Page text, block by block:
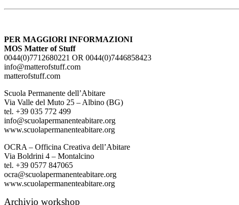
PER MAGGIORI INFORMAZIONI
MOS Matter of Stuff
0044(0)7712680221 OR 0044(0)7446858423
info@matterofstuff.com
matterofstuff.com
Scuola Permanente dell’Abitare
Via Valle del Muto 25 – Albino (BG)
tel. +39 035 772 499
info@scuolapermanenteabitare.org
www.scuolapermanenteabitare.org
OCRA – Officina Creativa dell’Abitare
Via Boldrini 4 – Montalcino
tel. +39 0577 847065
ocra@scuolapermanenteabitare.org
www.scuolapermanenteabitare.org
Archivio workshop